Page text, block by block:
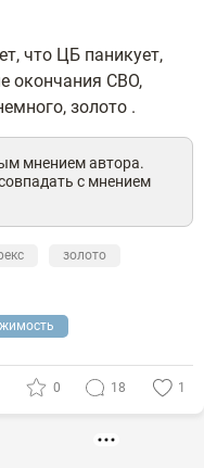
что ЦБ паникует,
окончания СВО,
золото .
мнением автора.
с мнением
золото
0 18 1